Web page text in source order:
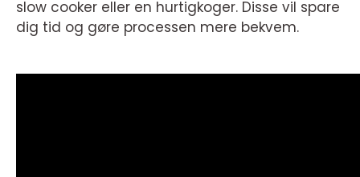
slow cooker eller en hurtigkoger. Disse vil spare
dig tid og gøre processen mere bekvem.